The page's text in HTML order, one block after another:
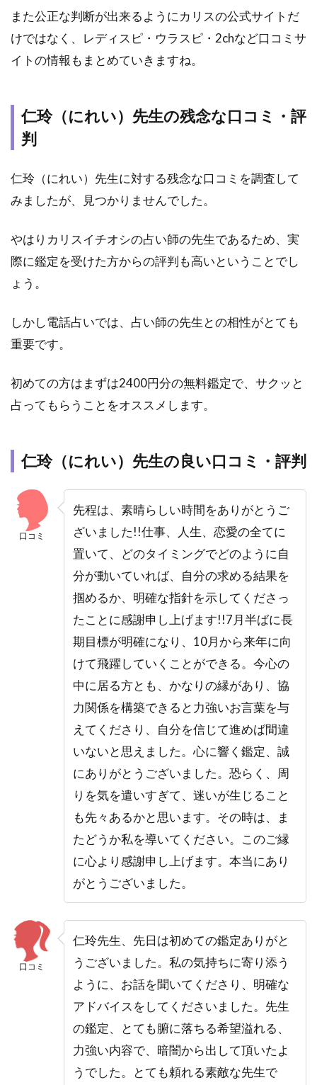
また公正な判断が出来るようにカリスの公式サイトだ
けではなく、レディスピ・ウラスピ・2chなど口コミサ
イトの情報もまとめていきますね。
仁玲（にれい）先生の残念な口コミ・評
判
仁玲（にれい）先生に対する残念な口コミを調査して
みましたが、見つかりませんでした。
やはりカリスイチオシの占い師の先生であるため、実
際に鑑定を受けた方からの評判も高いということでし
ょう。
しかし電話占いでは、占い師の先生との相性がとても
重要です。
初めての方はまずは2400円分の無料鑑定で、サクッと
占ってもらうことをオススメします。
仁玲（にれい）先生の良い口コミ・評判
口コミ
先程は、素晴らしい時間をありがとうご
ざいました!!仕事、人生、恋愛の全てに
置いて、どのタイミングでどのように自
分が動いていれば、自分の求める結果を
掴めるか、明確な指針を示してくださっ
たことに感謝申し上げます!!7月半ばに長
期目標が明確になり、10月から来年に向
けて飛躍していくことができる。今心の
中に居る方とも、かなりの縁があり、協
力関係を構築できると力強いお言葉を与
えてくださり、自分を信じて進めば間違
いないと思えました。心に響く鑑定、誠
にありがとうございました。恐らく、周
りを気を遣いすぎて、迷いが生じること
も先々あるかと思います。その時は、ま
たどうか私を導いてください。このご縁
に心より感謝申し上げます。本当にあり
がとうございました。
口コミ
仁玲先生、先日は初めての鑑定ありがと
うございました。私の気持ちに寄り添う
ように、お話を聞いてくださり、明確な
アドバイスをしてくださいました。先生
の鑑定、とても腑に落ちる希望溢れる、
力強い内容で、暗闇から出して頂いたよ
うでした。とても頼れる素敵な先生で